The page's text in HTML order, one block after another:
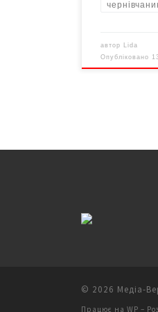
автор Lida
Опубліковано
© 2026 Медіа-
Працює на WP –